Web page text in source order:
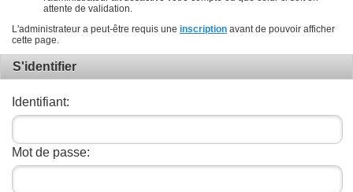
attente de validation.
L'administrateur a peut-être requis une inscription avant de pouvoir afficher
cette page.
S'identifier
Identifiant:
Mot de passe: